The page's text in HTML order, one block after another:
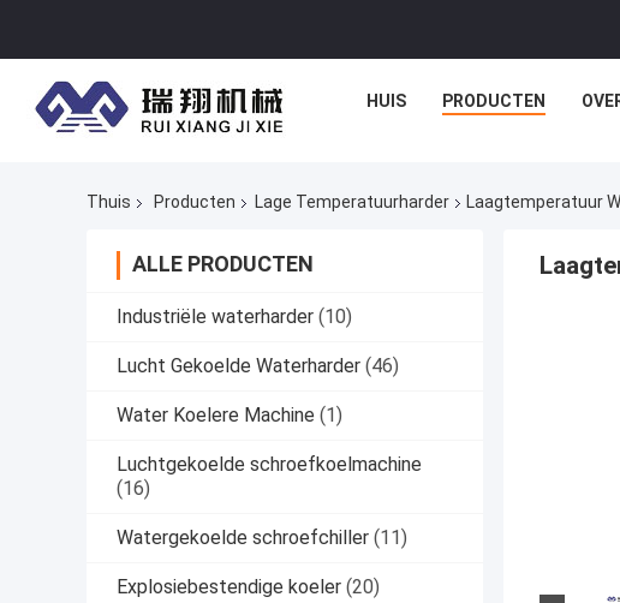
HUIS PRODUCTEN
Thuis Producten Lage Temperatuurharder Laagtemperatuur
ALLE PRODUCTEN
Industriële waterharder (10)
Lucht Gekoelde Waterharder (46)
Water Koelere Machine (1)
Luchtgekoelde schroefkoelmachine
(16)
Watergekoelde schroefchiller (11)
Explosiebestendige koeler (20)